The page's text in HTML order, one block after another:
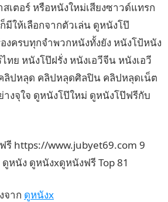
เตอร์ หรือหนังใหม่เสียงซาวด์แทรก
มีให้เลือกจากตัวเล่น ดูหนังโป๊
งครบทุกจำพวกหนังทั้งยัง หนังโป้หนัง
ย หนังโป๊ฝรั่ง หนังเอวีจีน หนังเอวี
ลิปหลุด คลิปหลุดศิลปิน คลิปหลุดเน็ต
งจุใจ ดูหนังโป๊ใหม่ ดูหนังโป๊ฟรีกับ
รี https://www.jubyet69.com 9
หนัง ดูหนังxดูหนังฟรี Top 81
จาก ดูหนังx